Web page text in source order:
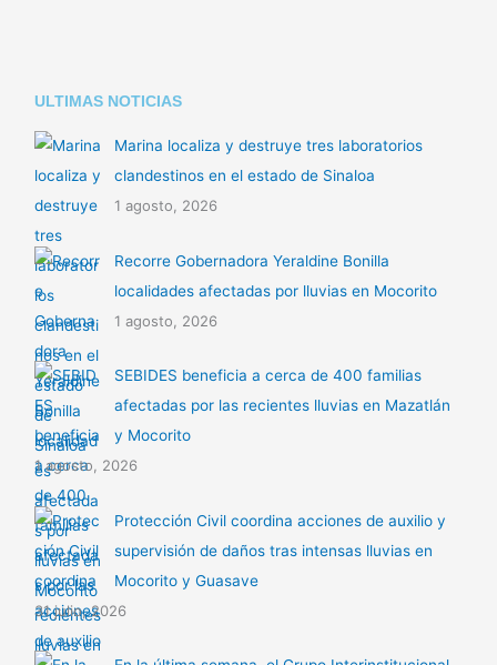
ULTIMAS NOTICIAS
Marina localiza y destruye tres laboratorios
clandestinos en el estado de Sinaloa
1 agosto, 2026
Recorre Gobernadora Yeraldine Bonilla
localidades afectadas por lluvias en Mocorito
1 agosto, 2026
SEBIDES beneficia a cerca de 400 familias
afectadas por las recientes lluvias en Mazatlán
y Mocorito
1 agosto, 2026
Protección Civil coordina acciones de auxilio y
supervisión de daños tras intensas lluvias en
Mocorito y Guasave
31 julio, 2026